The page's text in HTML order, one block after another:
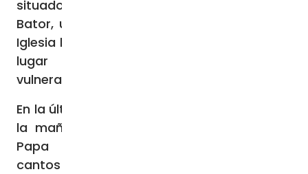
situado en el barrio de Bayangol, en Ulán
Bator, una estructura muy deseada por la
Iglesia local y destinada a convertirse en un
lugar de acogida para las personas
vulnerables que buscan ayuda.
En la última etapa de su viaje apostólico, en
la mañana del lunes 4 de septiembre, el
Papa Francisco, tras ser recibido con
cantos y danzas y escuchar los testimonios